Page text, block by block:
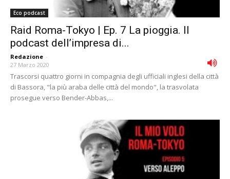
Eco podcast
Raid Roma-Tokyo | Ep. 7 La pioggia. Il
podcast dell’impresa di...
Redazione -
27 Marzo 2020
Trascorsi quattro giorni in compagnia degli ufficiali inglesi della città
di Bassora, "la più araba delle città del mondo", la trasvolata
prosegue verso Bender-Abbas,...